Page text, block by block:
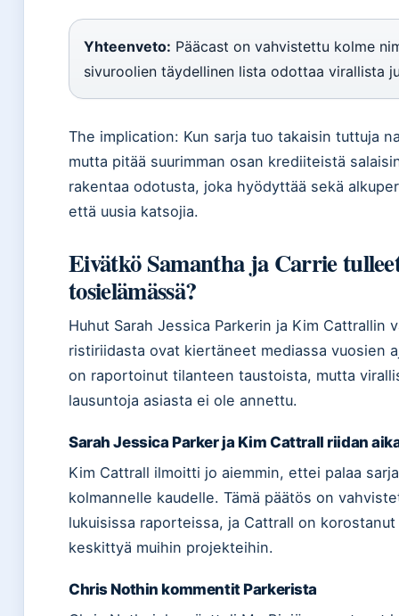
Yhteenveto: Pääcast on vahvistettu kolme
sivuroolien täydellinen lista odottaa virallista
The implication: Kun sarja tuo takaisin tuttuja
mutta pitää suurimman osan krediiteistä
rakentaa odotusta, joka hyödyttää sekä
että uusia katsojia.
Eivätkö Samantha ja Carrie
tosielämässä?
Huhut Sarah Jessica Parkerin ja Kim Cattrallin
ristiriidasta ovat kiertäneet mediassa vuosien
on raportoinut tilanteen taustoista, mutta
lausuntoja asiasta ei ole annettu.
Sarah Jessica Parker ja Kim Cattrall riidan
Kim Cattrall ilmoitti jo aiemmin, ettei palaa
kolmannelle kaudelle. Tämä päätös on
lukuisissa raporteissa, ja Cattrall on korostanut
keskittyä muihin projekteihin.
Chris Nothin kommentit Parkerista